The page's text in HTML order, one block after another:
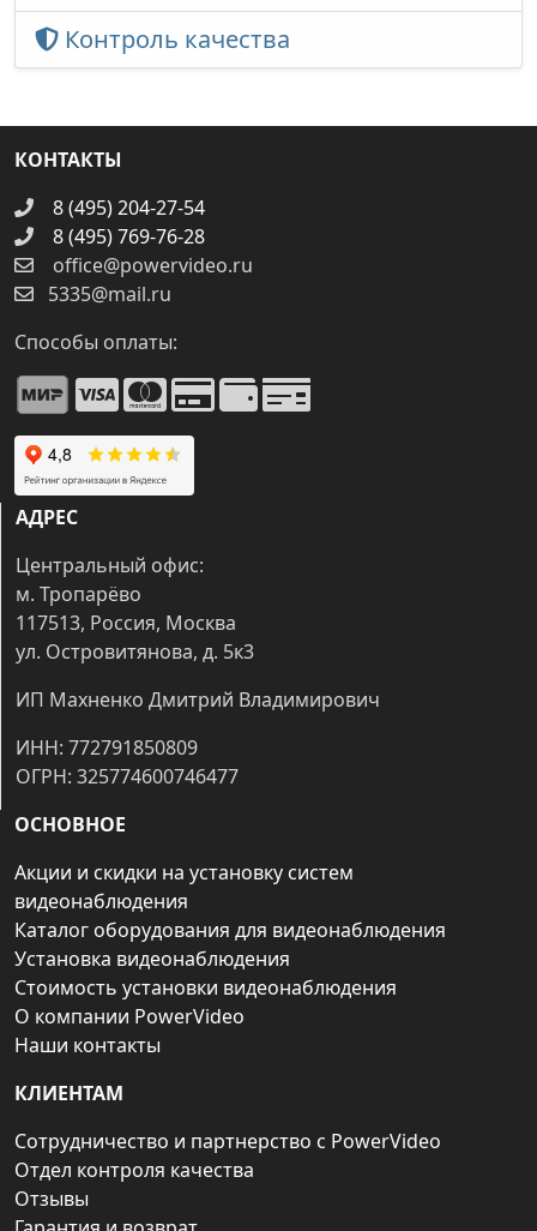
Контроль качества
КОНТАКТЫ
8 (495) 204-27-54
8 (495) 769-76-28
office@powervideo.ru
5335@mail.ru
Способы оплаты:
АДРЕС
Центральный офис:
м. Тропарёво
117513, Россия, Москва
ул. Островитянова, д. 5к3
ИП Махненко Дмитрий Владимирович
ИНН: 772791850809
ОГРН: 325774600746477
ОСНОВНОЕ
Акции и скидки на установку систем
видеонаблюдения
Каталог оборудования для видеонаблюдения
Установка видеонаблюдения
Стоимость установки видеонаблюдения
О компании PowerVideo
Наши контакты
КЛИЕНТАМ
Сотрудничество и партнерство с PowerVideo
Отдел контроля качества
Отзывы